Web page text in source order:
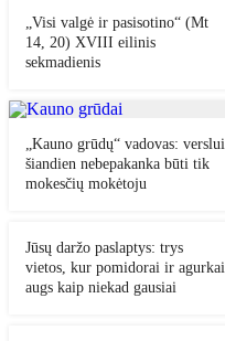
„Visi valgė ir pasisotino“ (Mt
14, 20) XVIII eilinis
sekmadienis
„Kauno grūdų“ vadovas: verslui
šiandien nebepakanka būti tik
mokesčių mokėtoju
Jūsų daržo paslaptys: trys
vietos, kur pomidorai ir agurkai
augs kaip niekad gausiai